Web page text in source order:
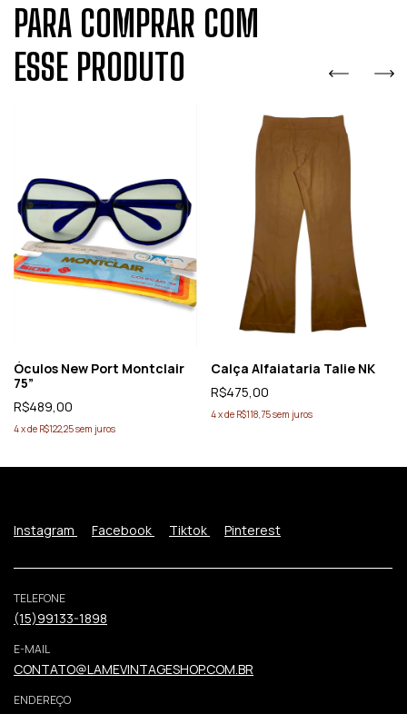
PARA COMPRAR COM
ESSE PRODUTO
Óculos New Port Montclair
75”
R$489,00
4xde R$122,25sem juros
Calça Alfaiataria Talie NK
R$475,00
4xde R$118,75sem juros
Instagram Facebook Tiktok Pinterest
TELEFONE
(15)99133-1898
E-MAIL
CONTATO@LAMEVINTAGESHOP.COM.BR
ENDEREÇO